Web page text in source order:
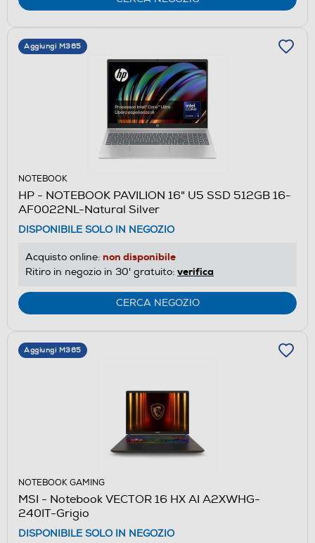
Aggiungi M365
NOTEBOOK
HP - NOTEBOOK PAVILION 16" U5 SSD 512GB 16-
AF0022NL-Natural Silver
DISPONIBILE SOLO IN NEGOZIO
Acquisto online: non disponibile
Ritiro in negozio in 30' gratuito: verifica
CERCA NEGOZIO
Aggiungi M365
NOTEBOOK GAMING
MSI - Notebook VECTOR 16 HX AI A2XWHG-
240IT-Grigio
DISPONIBILE SOLO IN NEGOZIO